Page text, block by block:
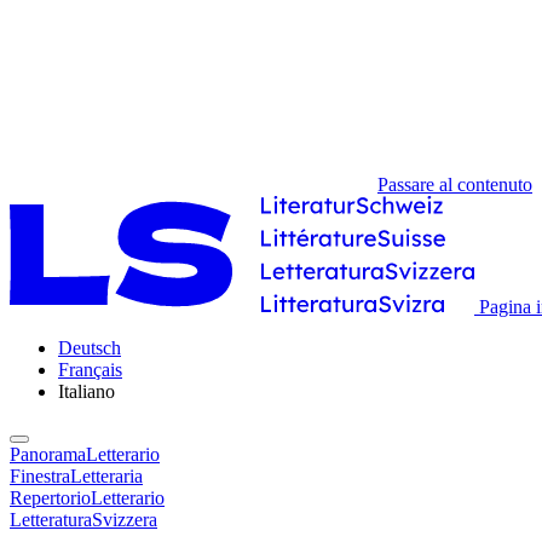
Passare al contenuto
Pagina
Deutsch
Français
Italiano
PanoramaLetterario
FinestraLetteraria
RepertorioLetterario
LetteraturaSvizzera